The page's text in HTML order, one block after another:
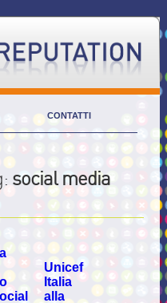
CONTATTI
social media
Unicef
Italia
alla